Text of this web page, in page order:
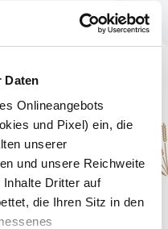
Daten
Onlineangebots
und Pixel) ein, die
unserer
und unsere Reichweite
Dritter auf
die Ihren Sitz in den
Snacks?